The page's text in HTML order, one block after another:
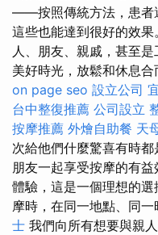
——按照傳統方法，患者
這些也能達到很好的效
人、朋友、親戚，甚至
美好時光，放鬆和休息
on page seo 設立公司
台中整復推薦 公司設立
按摩推薦 外燴自助餐 天
次給他們什麼驚喜有時
朋友一起享受按摩的有
體驗，這是一個理想的選
摩時，在同一地點、同一
士 我們向所有想要與親